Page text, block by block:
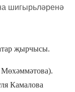
җырчысы.
Камалова